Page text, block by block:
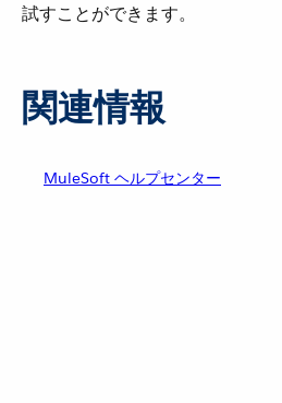
試すことができます。
関連情報
MuleSoft ヘルプセンター